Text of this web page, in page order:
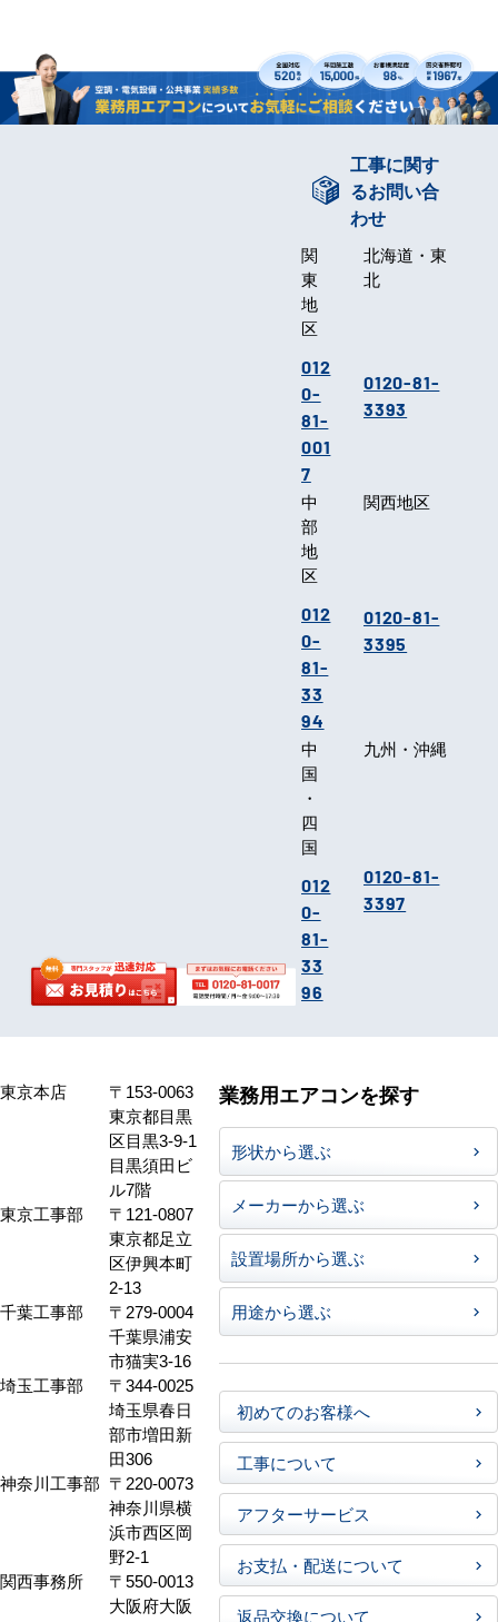
工事に関す
るお問い合
わせ
関
東
地
区
012
0-
81-
001
7
北海道・東
北
0120-81-
3393
中
部
地
区
012
0-
81-
33
94
関西地区
0120-81-
3395
中
国
・
四
国
012
0-
81-
33
96
九州・沖縄
0120-81-
3397
東京本店
〒153-0063
東京都目黒
区目黒3-9-1
目黒須田ビ
ル7階
東京工事部
〒121-0807
東京都足立
区伊興本町
2-13
千葉工事部
〒279-0004
千葉県浦安
市猫実3-16
埼玉工事部
〒344-0025
埼玉県春日
部市増田新
田306
神奈川工事部 〒220-0073
神奈川県横
浜市西区岡
野2-1
関西事務所
〒550-0013
大阪府大阪
業務用エアコンを探す
形状から選ぶ
メーカーから選ぶ
設置場所から選ぶ
用途から選ぶ
初めてのお客様へ
工事について
アフターサービス
お支払・配送について
返品交換について